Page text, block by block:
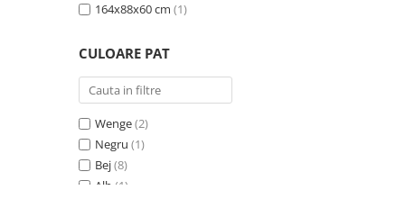
164x88x60 cm (1)
CULOARE PAT
Wenge(2)
Negru (1)
Bej(8)
Alb (1)